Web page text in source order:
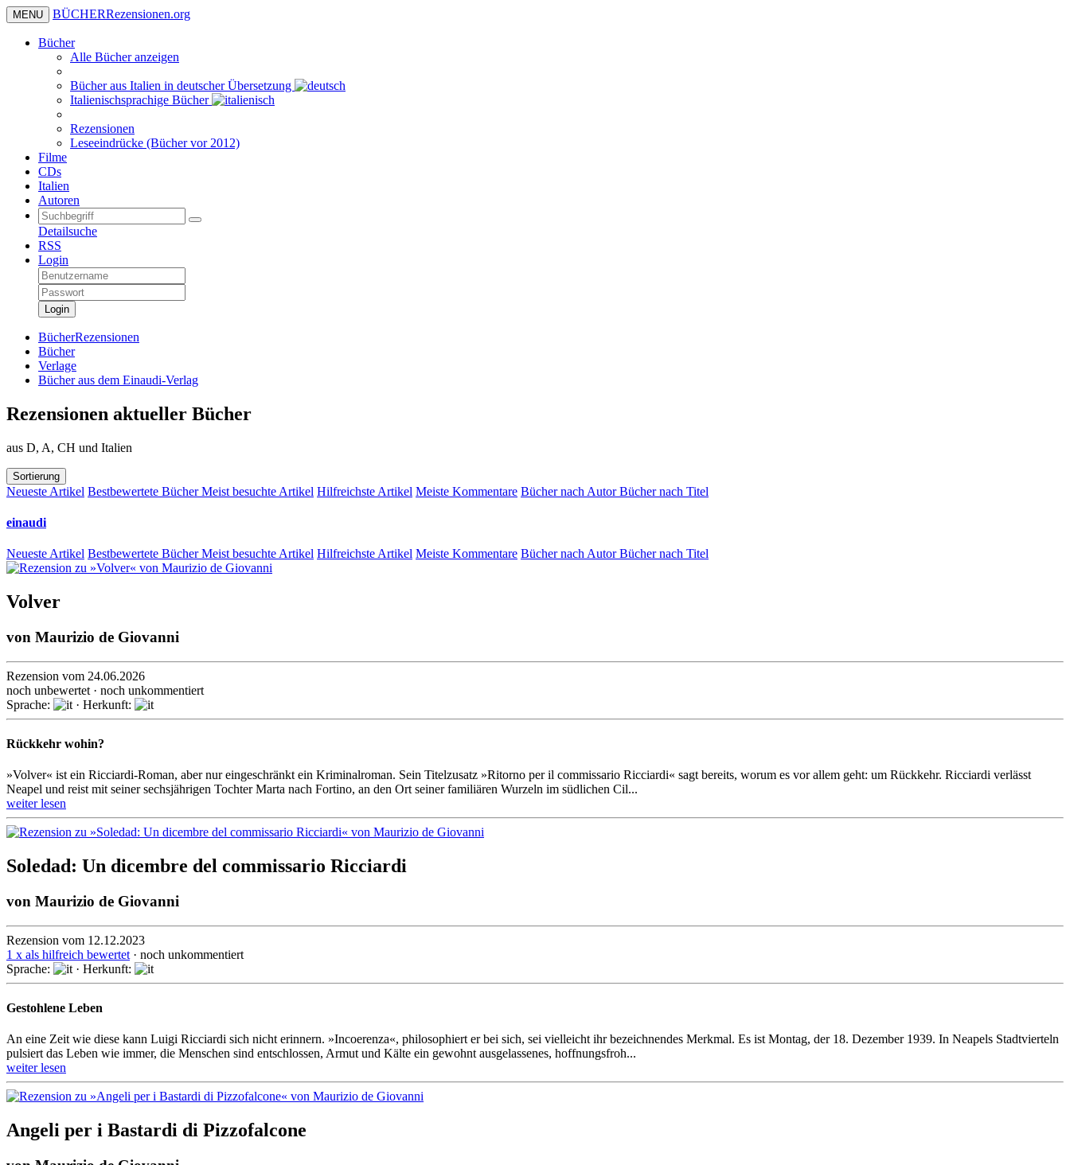
MENU BÜCHERRezensionen.org
Bücher
Alle Bücher anzeigen
Bücher aus Italien in deutscher Übersetzung
Italienischsprachige Bücher
Rezensionen
Leseeindrücke (Bücher vor 2012)
Filme
CDs
Italien
Autoren
Detailsuche
RSS
Login
Login
BücherRezensionen
Bücher
Verlage
Bücher aus dem Einaudi-Verlag
Rezensionen aktueller Bücher
aus D, A, CH und Italien
Sortierung
Neueste Artikel Bestbewertete BücherMeist besuchte Artikel Hilfreichste Artikel Meiste Kommentare Bücher nach AutorBücher nach Titel
einaudi
Neueste Artikel Bestbewertete BücherMeist besuchte Artikel Hilfreichste Artikel Meiste Kommentare Bücher nach AutorBücher nach Titel
Volver
von Maurizio de Giovanni
Rezension vom 24.06.2026
noch unbewertet · noch unkommentiert
Sprache:
· Herkunft:
Rückkehr wohin?
»Volver« ist ein Ricciardi-Roman, aber nur einge­schränkt ein Kriminal­roman. Sein Titel­zusatz »Ritorno per il com­mis­sario Ricciardi« sagt bereits, worum es vor allem geht: um Rückkehr. Ricciardi verlässt
Neapel und reist mit seiner sechs­jährigen Tochter Marta nach Fortino, an den Ort seiner fami­liären Wurzeln im südlichen Cil...
weiter lesen
Soledad: Un dicembre del commissario Ricciardi
von Maurizio de Giovanni
Rezension vom 12.12.2023
1 x als hilfreich bewertet · noch unkommentiert
Sprache:
· Herkunft:
Gestohlene Leben
An eine Zeit wie diese kann Luigi Ricciardi sich nicht erinnern. »Incoerenza«, philoso­phiert er bei sich, sei viel­leicht ihr bezeich­nendes Merkmal. Es ist Montag, der 18. Dezember 1939. In Neapels Stadt­vierteln
pulsiert das Leben wie immer, die Menschen sind ent­schlos­sen, Armut und Kälte ein gewohnt ausge­lassenes, hoff­nungs­froh...
weiter lesen
Angeli per i Bastardi di Pizzofalcone